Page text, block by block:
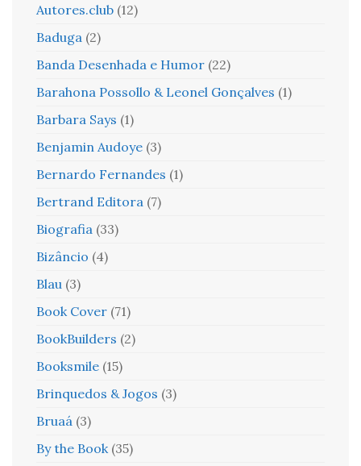
Autores.club (12)
Baduga (2)
Banda Desenhada e Humor (22)
Barahona Possollo & Leonel Gonçalves (1)
Barbara Says (1)
Benjamin Audoye (3)
Bernardo Fernandes (1)
Bertrand Editora (7)
Biografia (33)
Bizâncio (4)
Blau (3)
Book Cover (71)
BookBuilders (2)
Booksmile (15)
Brinquedos & Jogos (3)
Bruaá (3)
By the Book (35)